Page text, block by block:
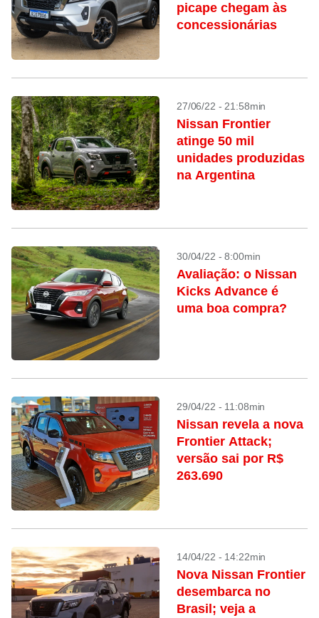
picape chegam às
concessionárias
27/06/22 - 21:58min
Nissan Frontier
atinge 50 mil
unidades produzidas
na Argentina
30/04/22 - 8:00min
Avaliação: o Nissan
Kicks Advance é
uma boa compra?
29/04/22 - 11:08min
Nissan revela a nova
Frontier Attack;
versão sai por R$
263.690
14/04/22 - 14:22min
Nova Nissan Frontier
desembarca no
Brasil; veja a